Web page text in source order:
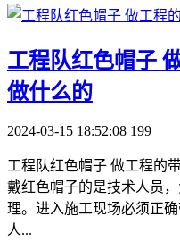
工程队红色帽子
做什么的
2024-03-15 18:52:08 199
工程队红色帽子 做工程的
戴红色帽子的是技术人员
理。进入施工现场必须正
人...